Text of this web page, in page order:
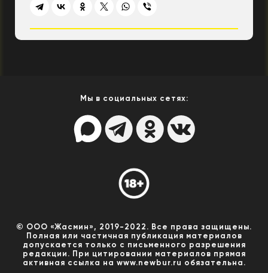
Мы в социальных сетях:
© ООО «Жасмин», 2019-2022. Все права защищены.
Полная или частичная публикация материалов
допускается только с письменного разрешения
редакции. При цитировании материалов прямая
активная ссылка на www.newbur.ru обязательна.